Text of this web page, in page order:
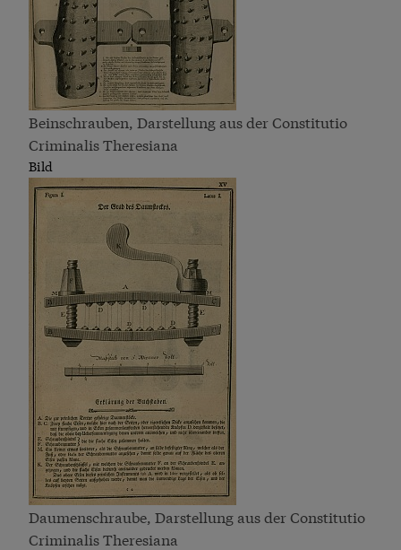
Beinschrauben, Darstellung aus der Constitutio
Criminalis Theresiana
Bild
Daumenschraube, Darstellung aus der Constitutio
Criminalis Theresiana